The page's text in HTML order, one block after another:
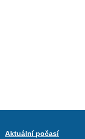
Aktuální počasí